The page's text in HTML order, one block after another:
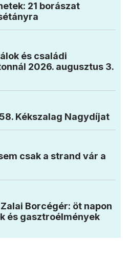
21 borászat
és családi
2026. augusztus 3.
Kékszalag Nagydíjat
csak a strand vár a
Borcégér: öt napon
és gasztroélmények